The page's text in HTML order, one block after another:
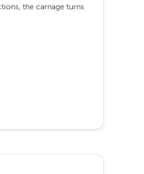
the carnage turns